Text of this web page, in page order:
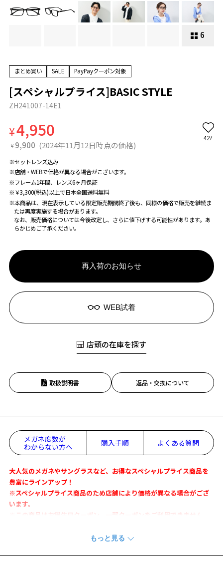
6
まとめ買い SALE PayPayクーポン対象
[スペシャルプライス]BASIC STYLE
ZH241007-14E1
¥4,950
¥ 9,900 (2024年11月12日時点の価格)
427
※セットレンズ込み
※店舗・WEBで価格が異なる場合がこざいます。
※フレーム1年間、レンズ6ヶ月保証
※￥3,300(税込)以上で日本全国送料無料
※本商品は、現在表示している限定販売期間終了後も、同様の価格で販売を継続ま
たは再度実施する場合があります。
なお、販売価格については今後改定し、さらに値下げする可能性があります。あ
らかじめご了承ください。
再入荷のお知らせ
WEB試着
店頭の在庫を探す
取扱説明書 返品・交換について
メガネ度数が
わからない方へ
購入手順 よくある質問
大人気のメガネやサングラスなど、お得なスペシャルプライス商品を
豊富にラインアップ！
※スペシャルプライス商品のため店舗により価格が異なる場合がござ
います。
※この商品はお誕生日クーポン、一部クーポンをご利用できません。
きちんと感と上質感あふれる、シャツやブレザースタイルにぴったり
ジャストフィットなサイズ感や正統派スタイルを好む方におすすめな